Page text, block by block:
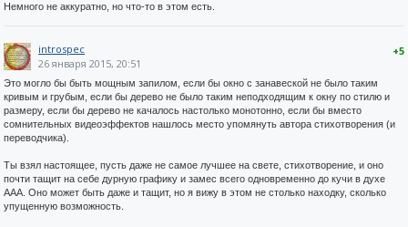
Немного не аккуратно, но что-то в этом есть.
+5
introspec
26 января 2015, 20:51
Это могло бы быть мощным запилом, если бы окно с занавеской не было таким
кривым и грубым, если бы дерево не было таким неподходящим к окну по стилю и
размеру, если бы дерево не качалось настолько монотонно, если бы вместо
сомнительных видеоэффектов нашлось место упомянуть автора стихотворения (и
переводчика).
Ты взял настоящее, пусть даже не самое лучшее на свете, стихотворение, и оно
почти тащит на себе дурную графику и замес всего одновременно до кучи в духе
ААА. Оно может быть даже и тащит, но я вижу в этом не столько находку, сколько
упущенную возможность.